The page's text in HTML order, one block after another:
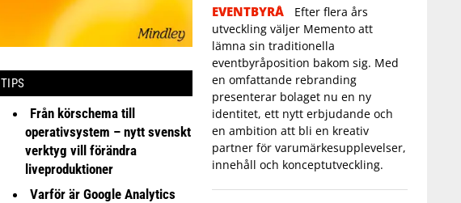
TIPS
Från körschema till
operativsystem – nytt svenskt
verktyg vill förändra
liveproduktioner
Varför är Google Analytics
EVENTBYRÅ
Efter flera års
utveckling väljer Memento att
lämna sin traditionella
eventbyråposition bakom sig. Med
en omfattande rebranding
presenterar bolaget nu en ny
identitet, ett nytt erbjudande och
en ambition att bli en kreativ
partner för varumärkesupplevelser,
innehåll och konceptutveckling.